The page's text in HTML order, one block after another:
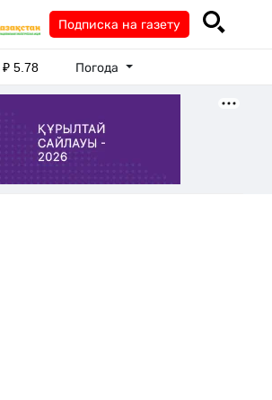
Подписка на газету
₽5.78 Погода